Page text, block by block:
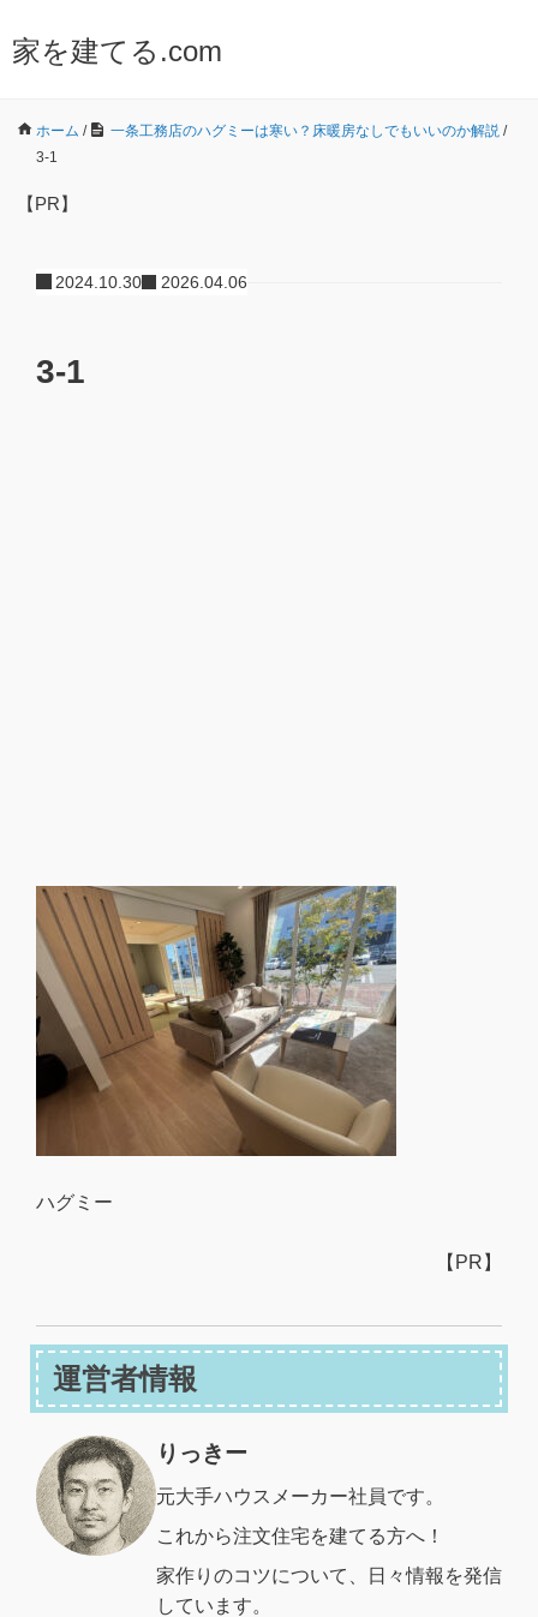
家を建てる.com
ホーム / 一条工務店のハグミーは寒い？床暖房なしでもいいのか解説 /
3-1
【PR】
2024.10.30 2026.04.06
3-1
ハグミー
【PR】
運営者情報
りっきー
元大手ハウスメーカー社員です。
これから注文住宅を建てる方へ！
家作りのコツについて、日々情報を発信
しています。